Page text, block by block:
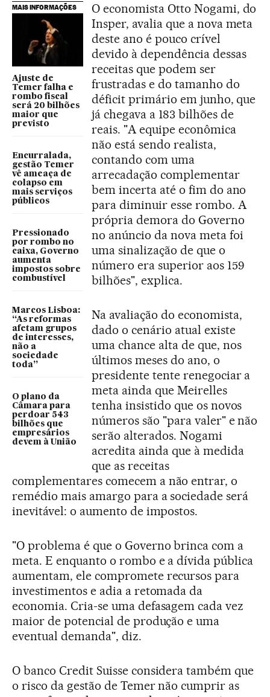
MAIS INFORMAÇÕES
Ajuste de
Temer falha e
rombo fiscal
será 20 bilhões
maior que
previsto
Encurralada,
gestão Temer
vê ameaça de
colapso em
mais serviços
públicos
Pressionado
por rombo no
caixa, Governo
aumenta
impostos sobre
combustível
Marcos Lisboa:
“As reformas
afetam grupos
de interesses,
não a
sociedade
toda”
O plano da
Câmara para
perdoar 543
bilhões que
empresários
devem à União
O economista Otto Nogami, do
Insper, avalia que a nova meta
deste ano é pouco crível
devido à dependência dessas
receitas que podem ser
frustradas e do tamanho do
déficit primário em junho, que
já chegava a 183 bilhões de
reais. "A equipe econômica
não está sendo realista,
contando com uma
arrecadação complementar
bem incerta até o fim do ano
para diminuir esse rombo. A
própria demora do Governo
no anúncio da nova meta foi
uma sinalização de que o
número era superior aos 159
bilhões", explica.
Na avaliação do economista,
dado o cenário atual existe
uma chance alta de que, nos
últimos meses do ano, o
presidente tente renegociar a
meta ainda que Meirelles
tenha insistido que os novos
números são "para valer" e não
serão alterados. Nogami
acredita ainda que à medida
que as receitas
complementares comecem a não entrar, o
remédio mais amargo para a sociedade será
inevitável: o aumento de impostos.
"O problema é que o Governo brinca com a
meta. E enquanto o rombo e a dívida pública
aumentam, ele compromete recursos para
investimentos e adia a retomada da
economia. Cria-se uma defasagem cada vez
maior de potencial de produção e uma
eventual demanda", diz.
O banco Credit Suisse considera também que
o risco da gestão de Temer não cumprir as